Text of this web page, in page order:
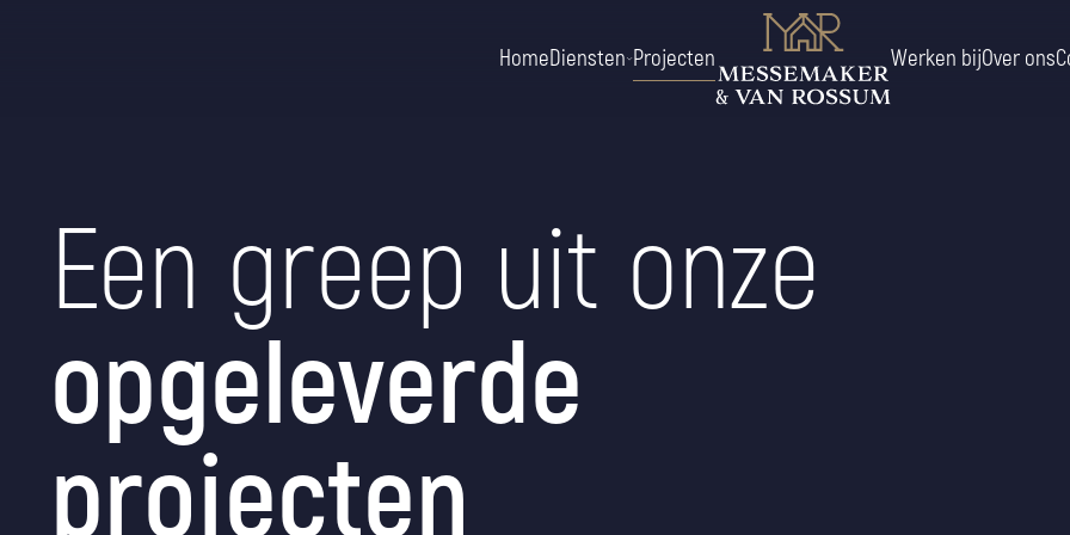
HomeDiensten Projecten Werken bijOver ons
Een greep uit onze
opgeleverde
projecten